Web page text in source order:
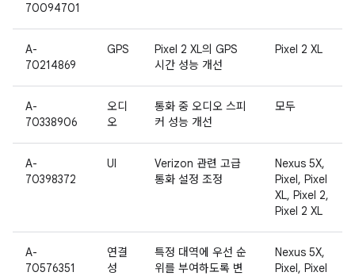
70094701
A-
70214869
GPS
Pixel 2 XL의 GPS
시간 성능 개선
Pixel 2 XL
A-
70338906
오디
오
통화 중 오디오 스피
커 성능 개선
모두
A-
70398372
UI
Verizon 관련 고급
통화 설정 조정
Nexus 5X,
Pixel, Pixel
XL, Pixel 2,
Pixel 2 XL
A-
70576351
연결
성
특정 대역에 우선 순
위를 부여하도록 변
Nexus 5X,
Pixel, Pixel